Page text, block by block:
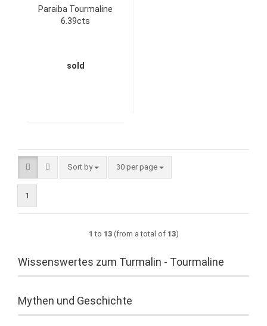
Paraiba Tourmaline
6.39cts
sold
Sort by
Sort by 30 per page
per page
1
1 to 13(from a total of 13)
Wissenswertes zum Turmalin - Tourmaline
Mythen und Geschichte